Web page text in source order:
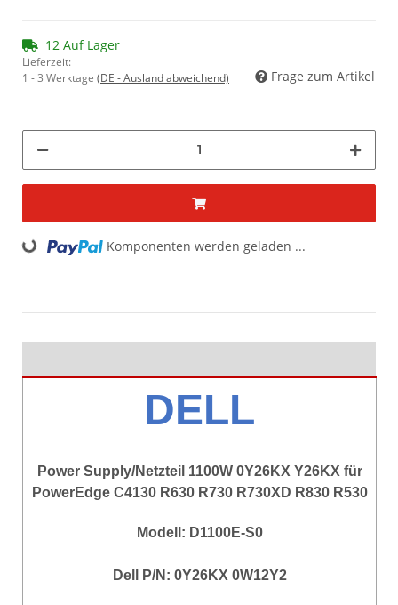
12 Auf Lager
Lieferzeit:
1 - 3 Werktage (DE - Ausland abweichend) Frage zum Artikel
Komponenten werden geladen ...
DELL
Power Supply/Netzteil 1100W 0Y26KX Y26KX für
PowerEdge C4130 R630 R730 R730XD R830 R530
Modell: D1100E-S0
Dell P/N: 0Y26KX 0W12Y2